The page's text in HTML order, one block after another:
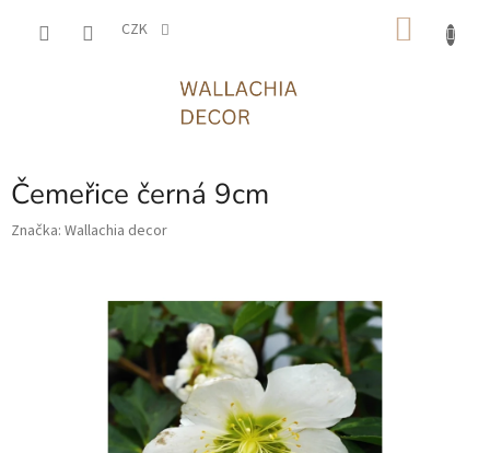
CZK
Čemeřice černá 9cm
Značka: Wallachia decor